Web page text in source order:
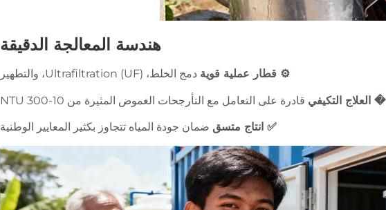
هندسة المعالجة الدقيقة
⚙️ قطار عملية قوية دمج الخلط، Ultrafiltration (UF)، والتطهير
� العلاج التكيفي قادرة على التعامل مع التأرجحات الغموض المثيرة من 10-300 NTU
✅ انتاج متسق ضمان جودة المياه تتجاوز بكثير المعايير الوطنية